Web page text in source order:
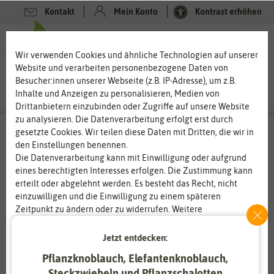
Kontakt Mein Konto Kontrast erhöhen
Wir verwenden Cookies und ähnliche Technologien auf unserer
Website und verarbeiten personenbezogene Daten von
Besucher:innen unserer Webseite (z.B. IP-Adresse), um z.B.
Inhalte und Anzeigen zu personalisieren, Medien von
Drittanbietern einzubinden oder Zugriffe auf unsere Website
zu analysieren. Die Datenverarbeitung erfolgt erst durch
gesetzte Cookies. Wir teilen diese Daten mit Dritten, die wir in
den Einstellungen benennen.
Die Datenverarbeitung kann mit Einwilligung oder aufgrund
eines berechtigten Interesses erfolgen. Die Zustimmung kann
erteilt oder abgelehnt werden. Es besteht das Recht, nicht
einzuwilligen und die Einwilligung zu einem späteren
Zeitpunkt zu ändern oder zu widerrufen. Weitere
Informationen zur Verwendung personenbezogener Daten und
den Diensten erklären wir in unsererDaten­schutz­erklärung
Essenziell Statistik
Jetzt entdecken:
Pflanzknoblauch, Elefantenknoblauch,